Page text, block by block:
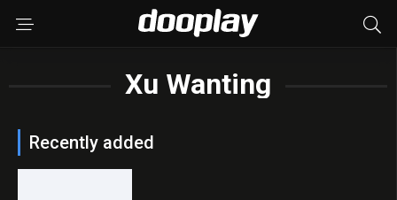
Xu Wanting
Recently added